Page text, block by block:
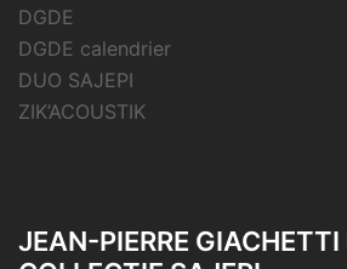
DGDE
DGDE calendrier
DUO SAJEPI
ZIK’ACOUSTIK
JEAN-PIERRE GIACHETTI